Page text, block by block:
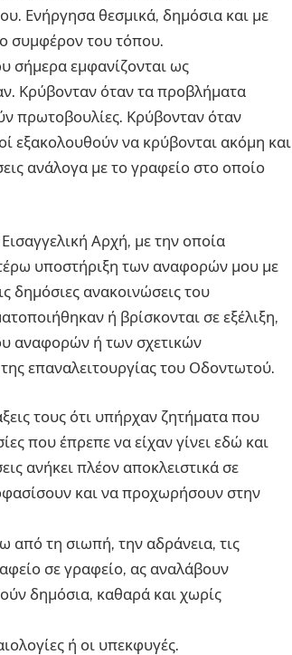
Ενήργησα θεσμικά, δημόσια και με
συμφέρον του τόπου.
σήμερα εμφανίζονται ως
Κρύβονταν όταν τα προβλήματα
πρωτοβουλίες. Κρύβονταν όταν
εξακολουθούν να κρύβονται ακόμη και
ανάλογα με το γραφείο στο οποίο
Αρχή, με την οποία
υποστήριξη των αναφορών μου με
δημόσιες ανακοινώσεις του
ή βρίσκονται σε εξέλιξη,
αναφορών ή των σχετικών
επαναλειτουργίας του Οδοντωτού.
τους ότι υπήρχαν ζητήματα που
που έπρεπε να είχαν γίνει εδώ και
ανήκει πλέον αποκλειστικά σε
και να προχωρήσουν στην
από τη σιωπή, την αδράνεια, τις
σε γραφείο, ας αναλάβουν
δημόσια, καθαρά και χωρίς
ή οι υπεκφυγές.